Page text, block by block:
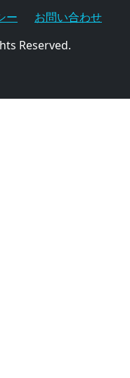
ー
お問い合わせ
Reserved.